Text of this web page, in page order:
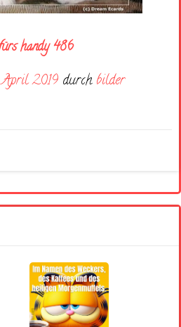
handy 486
2019 durch bilder